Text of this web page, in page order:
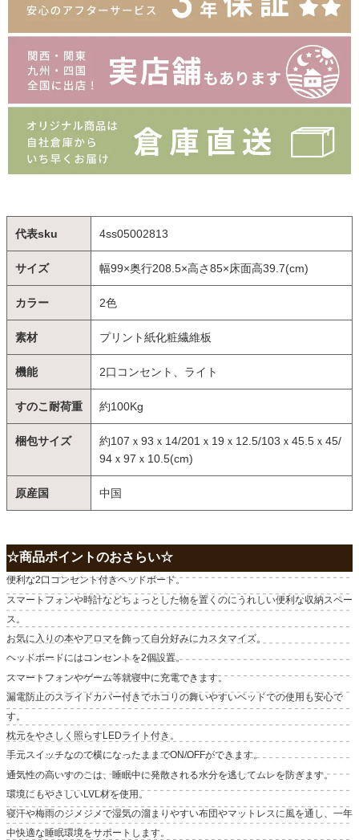
代表sku 4ss05002813
サイズ 幅99×奥行208.5×高さ85×床面高39.7(cm)
カラー 2色
素材 プリント紙化粧繊維板
機能 2口コンセント、ライト
すのこ耐荷重 約100Kg
梱包サイズ
約107ｘ93ｘ14/201ｘ19ｘ12.5/103ｘ45.5ｘ45/
94ｘ97ｘ10.5(cm)
原産国 中国
☆商品ポイントのおさらい☆
便利な2口コンセント付きヘッドボード。
スマートフォンや時計などちょっとした物を置くのにうれしい便利な収納スペー
ス。
お気に入りの本やアロマを飾って自分好みにカスタマイズ。
ヘッドボードにはコンセントを2個設置。
スマートフォンやゲーム等就寝中に充電できます。
漏電防止のスライドカバー付きでホコリの舞いやすいベッドでの使用も安心で
す。
枕元をやさしく照らすLEDライト付き。
手元スイッチなので横になったままでON/OFFができます。
通気性の高いすのこは、睡眠中に発散される水分を逃してムレを防ぎます。
環境にもやさしいLVL材を使用。
寝汗や梅雨のジメジメで湿気の溜まりやすい布団やマットレスに風を通し、一年
中快適な睡眠環境をサポートします。